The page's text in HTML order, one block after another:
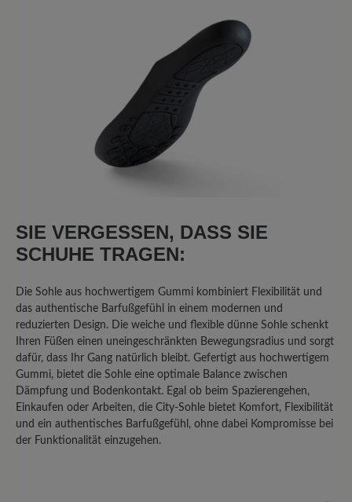
SIE VERGESSEN, DASS SIE
SCHUHE TRAGEN:
Die Sohle aus hochwertigem Gummi kombiniert Flexibilität und
das authentische Barfußgefühl in einem modernen und
reduzierten Design. Die weiche und flexible dünne Sohle schenkt
Ihren Füßen einen uneingeschränkten Bewegungsradius und sorgt
dafür, dass Ihr Gang natürlich bleibt. Gefertigt aus hochwertigem
Gummi, bietet die Sohle eine optimale Balance zwischen
Dämpfung und Bodenkontakt. Egal ob beim Spazierengehen,
Einkaufen oder Arbeiten, die City-Sohle bietet Komfort, Flexibilität
und ein authentisches Barfußgefühl, ohne dabei Kompromisse bei
der Funktionalität einzugehen.